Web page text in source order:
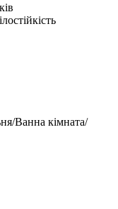
Ванна кімната/